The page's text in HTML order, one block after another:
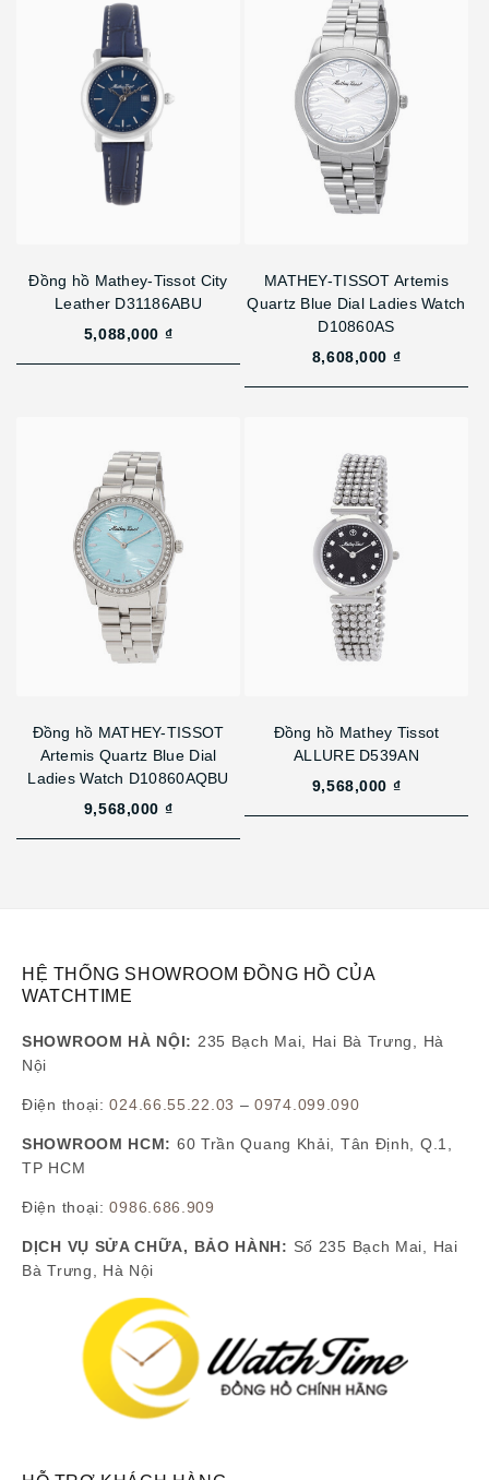
Đồng hồ Mathey-Tissot City
Leather D31186ABU
5,088,000 ₫
MATHEY-TISSOT Artemis
Quartz Blue Dial Ladies Watch
D10860AS
8,608,000 ₫
Đồng hồ MATHEY-TISSOT
Artemis Quartz Blue Dial
Ladies Watch D10860AQBU
9,568,000 ₫
Đồng hồ Mathey Tissot
ALLURE D539AN
9,568,000 ₫
HỆ THỐNG SHOWROOM ĐỒNG HỒ CỦA
WATCHTIME
SHOWROOM HÀ NỘI: 235 Bạch Mai, Hai Bà Trưng, Hà
Nội
Điện thoại:024.66.55.22.03 –0974.099.090
SHOWROOM HCM: 60 Trần Quang Khải, Tân Định, Q.1,
TP HCM
Điện thoại:0986.686.909
DỊCH VỤ SỬA CHỮA, BẢO HÀNH: Số 235 Bạch Mai, Hai
Bà Trưng, Hà Nội